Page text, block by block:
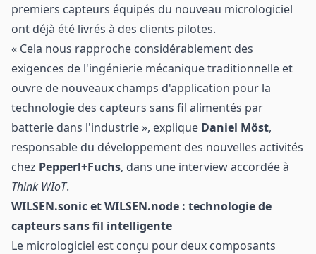
premiers capteurs équipés du nouveau micrologiciel
ont déjà été livrés à des clients pilotes.
« Cela nous rapproche considérablement des
exigences de l'ingénierie mécanique traditionnelle et
ouvre de nouveaux champs d'application pour la
technologie des capteurs sans fil alimentés par
batterie dans l'industrie », explique Daniel Möst,
responsable du développement des nouvelles activités
chez Pepperl+Fuchs, dans une interview accordée à
Think WIoT.
WILSEN.sonic et WILSEN.node : technologie de
capteurs sans fil intelligente
Le micrologiciel est conçu pour deux composants